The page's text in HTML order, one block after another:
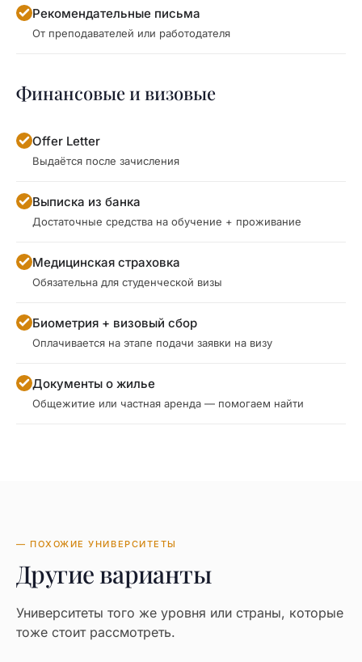
Рекомендательные письма
От преподавателей или работодателя
Финансовые и визовые
Offer Letter
Выдаётся после зачисления
Выписка из банка
Достаточные средства на обучение + проживание
Медицинская страховка
Обязательна для студенческой визы
Биометрия + визовый сбор
Оплачивается на этапе подачи заявки на визу
Документы о жилье
Общежитие или частная аренда — помогаем найти
— ПОХОЖИЕ УНИВЕРСИТЕТЫ
Другие варианты
Университеты того же уровня или страны, которые
тоже стоит рассмотреть.